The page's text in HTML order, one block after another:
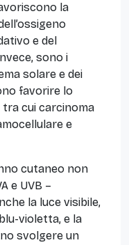
la
e del
sono i
solare e dei
favorire lo
tra cui carcinoma
e
cutaneo non
e UVB –
la luce visibile,
violetta, e la
svolgere un